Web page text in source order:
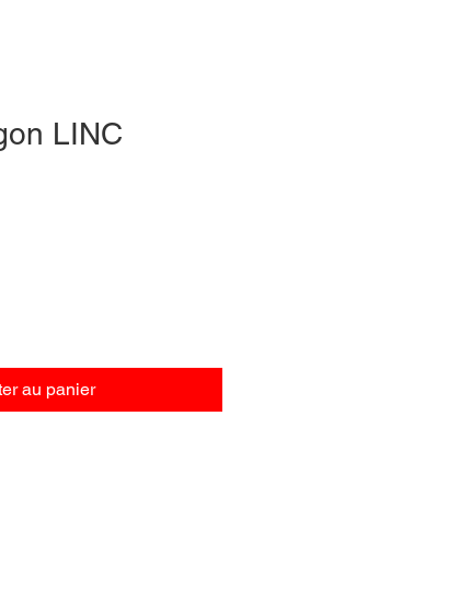
LINC
au panier